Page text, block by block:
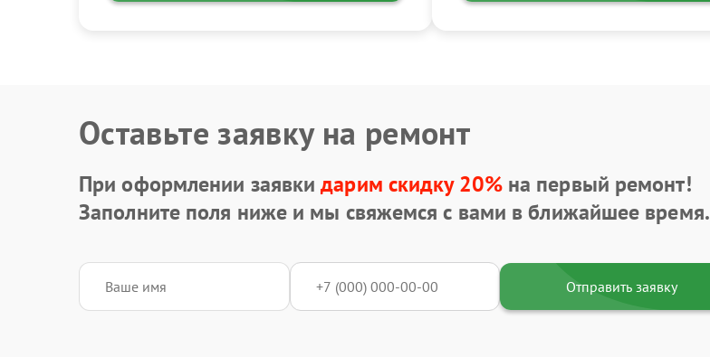
Оставьте заявку на ремонт
При оформлении заявкидарим скидку 20%на первый ремонт!
Заполните поля ниже и мы свяжемся с вами в ближайшее время.
Отправить заявку